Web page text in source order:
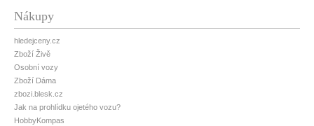
Nákupy
hledejceny.cz
Zboží Živě
Osobní vozy
Zboží Dáma
zbozi.blesk.cz
Jak na prohlídku ojetého vozu?
HobbyKompas